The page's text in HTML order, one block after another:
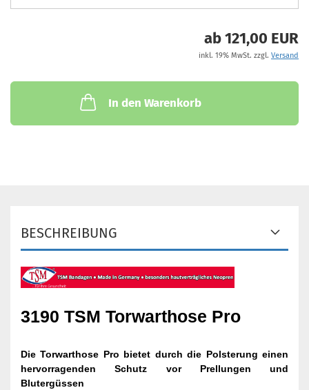
ab 121,00 EUR
inkl. 19% MwSt. zzgl. Versand
In den Warenkorb
BESCHREIBUNG
3190 TSM Torwarthose Pro
Die Torwarthose Pro bietet durch die Polsterung einen
hervorragenden Schutz vor Prellungen und
Blutergüssen